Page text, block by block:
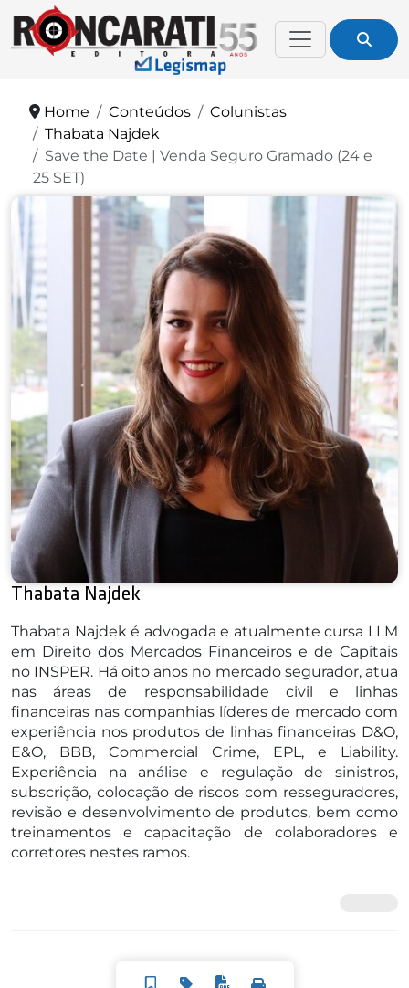
Home Conteúdos
Colunistas
Thabata Najdek
Save the Date | Venda Seguro Gramado (24 e
25 SET)
Thabata Najdek
Thabata Najdek é advogada e atualmente cursa LLM
em Direito dos Mercados Financeiros e de Capitais
no INSPER. Há oito anos no mercado segurador, atua
nas áreas de responsabilidade civil e linhas
financeiras nas companhias líderes de mercado com
experiência nos produtos de linhas financeiras D&O,
E&O, BBB, Commercial Crime, EPL, e Liability.
Experiência na análise e regulação de sinistros,
subscrição, colocação de riscos com resseguradores,
revisão e desenvolvimento de produtos, bem como
treinamentos e capacitação de colaboradores e
corretores nestes ramos.